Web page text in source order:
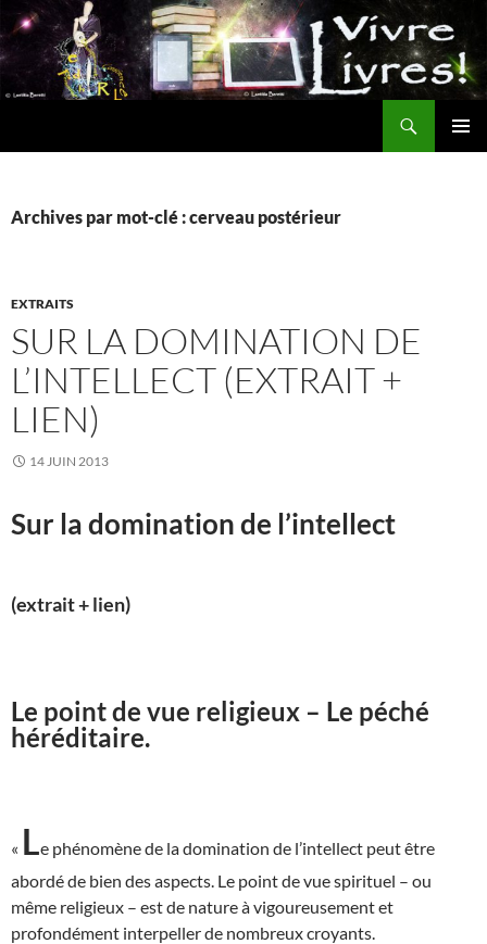
Aller
au
contenu
Archives par mot-clé : cerveau postérieur
EXTRAITS
SUR LA DOMINATION DE
L’INTELLECT (EXTRAIT +
LIEN)
14 JUIN 2013
Sur la domination de l’intellect
(extrait + lien)
Le point de vue religieux – Le péché
héréditaire.
« Le phénomène de la domination de l’intellect peut être
abordé de bien des aspects. Le point de vue spirituel – ou
même religieux – est de nature à vigoureusement et
profondément interpeller de nombreux croyants.